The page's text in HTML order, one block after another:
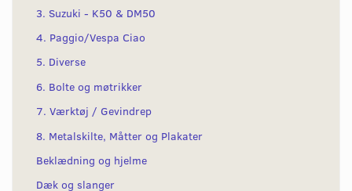
3. Suzuki - K50 & DM50
4. Paggio/Vespa Ciao
5. Diverse
6. Bolte og møtrikker
7. Værktøj / Gevindrep
8. Metalskilte, Måtter og Plakater
Beklædning og hjelme
Dæk og slanger